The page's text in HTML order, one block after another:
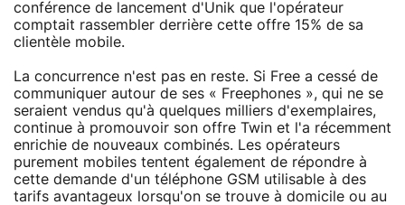
conférence de lancement d'Unik que l'opérateur
comptait rassembler derrière cette offre 15% de sa
clientèle mobile.
La concurrence n'est pas en reste. Si Free a cessé de
communiquer autour de ses « Freephones », qui ne se
seraient vendus qu'à quelques milliers d'exemplaires,
continue à promouvoir son offre Twin et l'a récemment
enrichie de nouveaux combinés. Les opérateurs
purement mobiles tentent également de répondre à
cette demande d'un téléphone GSM utilisable à des
tarifs avantageux lorsqu'on se trouve à domicile ou au